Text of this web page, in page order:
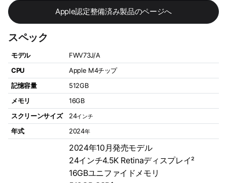
Apple認定整備済み製品のページへ
スペック
モデル
FWV73J/A
CPU
Apple M4チップ
記憶容量
512GB
メモリ
16GB
スクリーンサイズ
24インチ
年式 2024年
2024年10月発売モデル
24インチ4.5K Retinaディスプレイ²
16GBユニファイドメモリ